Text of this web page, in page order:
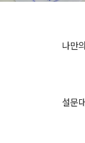
나만
설문